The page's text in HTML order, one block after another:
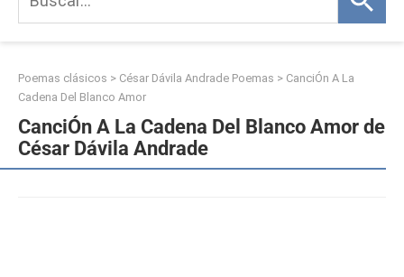
Poemas clásicos > César Dávila Andrade Poemas > CanciÓn A La
Cadena Del Blanco Amor
CanciÓn A La Cadena Del Blanco Amor de
César Dávila Andrade